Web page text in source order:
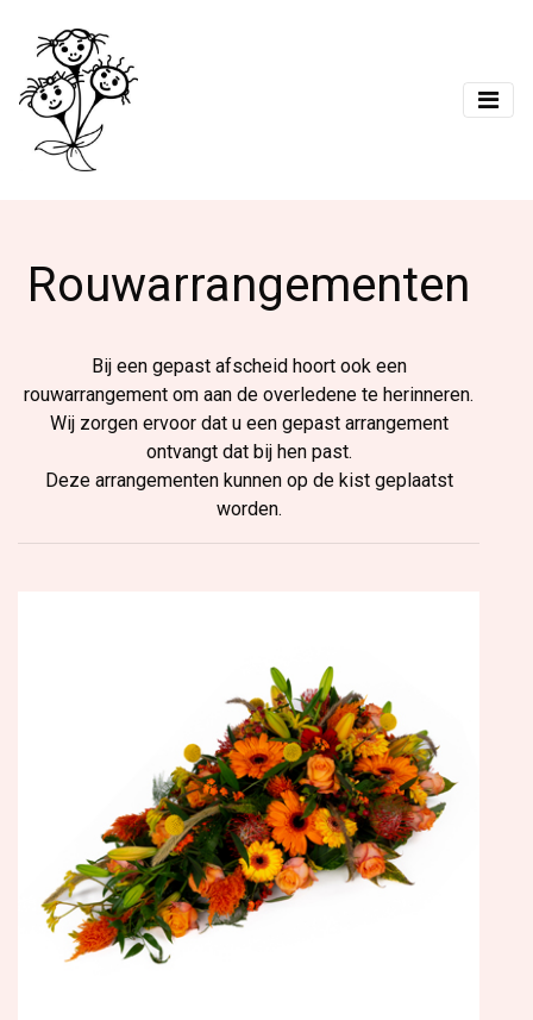
Rouwarrangementen
Bij een gepast afscheid hoort ook een
rouwarrangement om aan de overledene te herinneren.
Wij zorgen ervoor dat u een gepast arrangement
ontvangt dat bij hen past.
Deze arrangementen kunnen op de kist geplaatst
worden.